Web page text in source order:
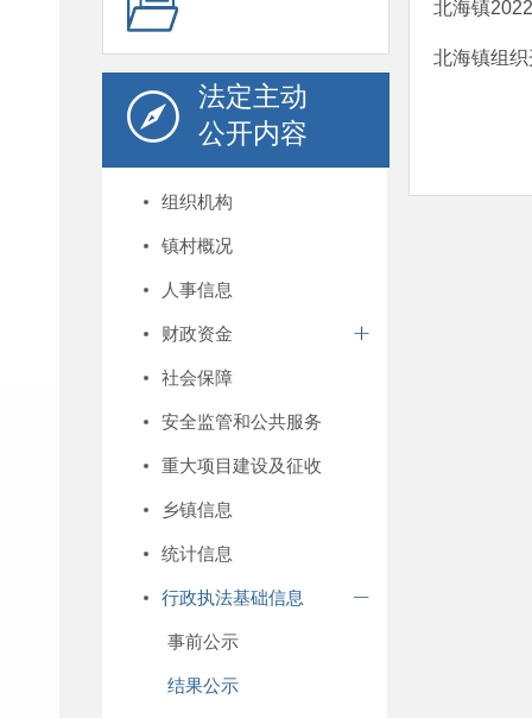
法定主动
公开内容
组织机构
镇村概况
人事信息
财政资金
社会保障
安全监管和公共服务
重大项目建设及征收
乡镇信息
统计信息
行政执法基础信息
事前公示
结果公示
北海镇
北海镇组织